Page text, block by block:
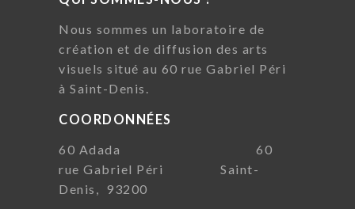
Nous sommes un laboratoire de
création et de diffusion des arts
visuels situé au 60 rue Gabriel Péri
à Saint-Denis.
COORDONNÉES
60 Adada 60
rue Gabriel Péri Saint-
Denis, 93200